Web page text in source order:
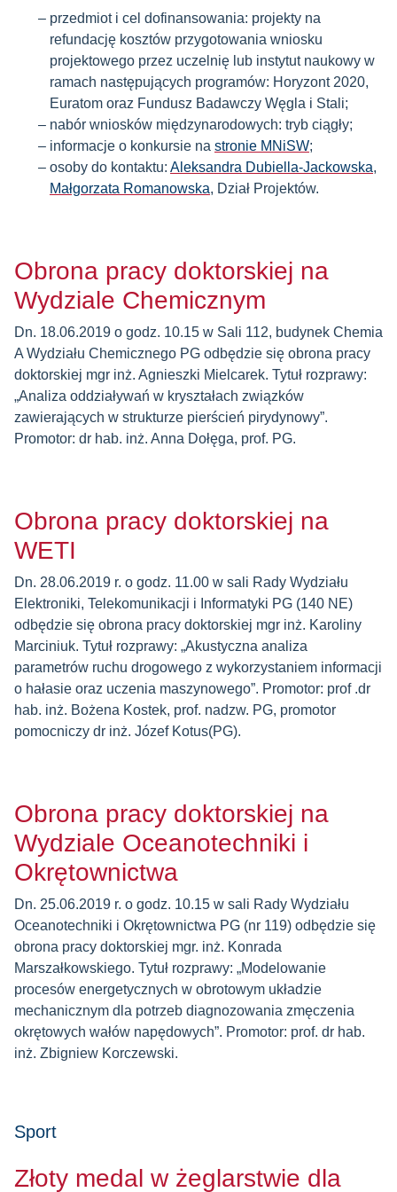
przedmiot i cel dofinansowania: projekty na
refundację kosztów przygotowania wniosku
projektowego przez uczelnię lub instytut naukowy w
ramach następujących programów: Horyzont 2020,
Euratom oraz Fundusz Badawczy Węgla i Stali;
nabór wniosków międzynarodowych: tryb ciągły;
informacje o konkursie na stronie MNiSW;
osoby do kontaktu: Aleksandra Dubiella-Jackowska,
Małgorzata Romanowska, Dział Projektów.
Obrona pracy doktorskiej na
Wydziale Chemicznym
Dn. 18.06.2019 o godz. 10.15 w Sali 112, budynek Chemia
A Wydziału Chemicznego PG odbędzie się obrona pracy
doktorskiej mgr inż. Agnieszki Mielcarek. Tytuł rozprawy:
„Analiza oddziaływań w kryształach związków
zawierających w strukturze pierścień pirydynowy”.
Promotor: dr hab. inż. Anna Dołęga, prof. PG.
Obrona pracy doktorskiej na
WETI
Dn. 28.06.2019 r. o godz. 11.00 w sali Rady Wydziału
Elektroniki, Telekomunikacji i Informatyki PG (140 NE)
odbędzie się obrona pracy doktorskiej mgr inż. Karoliny
Marciniuk. Tytuł rozprawy: „Akustyczna analiza
parametrów ruchu drogowego z wykorzystaniem informacji
o hałasie oraz uczenia maszynowego”. Promotor: prof .dr
hab. inż. Bożena Kostek, prof. nadzw. PG, promotor
pomocniczy dr inż. Józef Kotus(PG).
Obrona pracy doktorskiej na
Wydziale Oceanotechniki i
Okrętownictwa
Dn. 25.06.2019 r. o godz. 10.15 w sali Rady Wydziału
Oceanotechniki i Okrętownictwa PG (nr 119) odbędzie się
obrona pracy doktorskiej mgr. inż. Konrada
Marszałkowskiego. Tytuł rozprawy: „Modelowanie
procesów energetycznych w obrotowym układzie
mechanicznym dla potrzeb diagnozowania zmęczenia
okrętowych wałów napędowych”. Promotor: prof. dr hab.
inż. Zbigniew Korczewski.
Sport
Złoty medal w żeglarstwie dla